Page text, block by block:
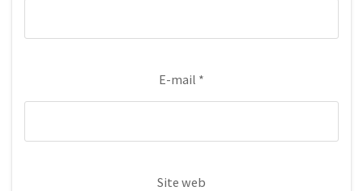
E-mail *
Site web